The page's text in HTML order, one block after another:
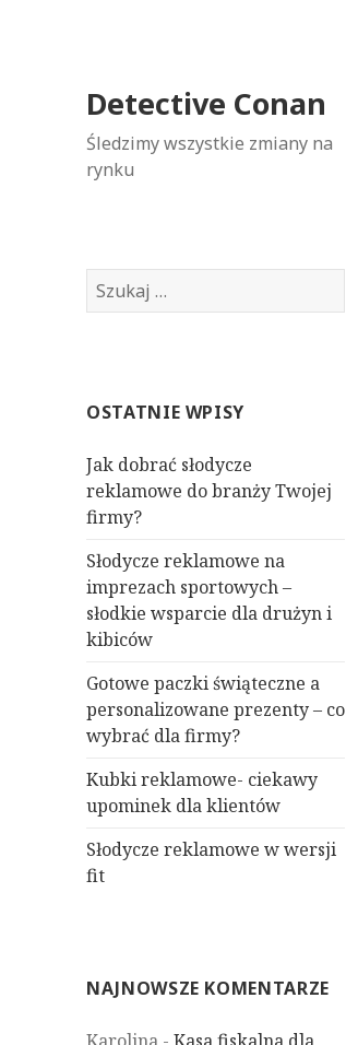
Detective Conan
Śledzimy wszystkie zmiany na
rynku
S
z
j
OSTATNIE WPISY
Jak dobrać słodycze
reklamowe do branży Twojej
firmy?
Słodycze reklamowe na
imprezach sportowych –
słodkie wsparcie dla drużyn i
kibiców
Gotowe paczki świąteczne a
personalizowane prezenty – co
wybrać dla firmy?
Kubki reklamowe- ciekawy
upominek dla klientów
Słodycze reklamowe w wersji
fit
NAJNOWSZE KOMENTARZE